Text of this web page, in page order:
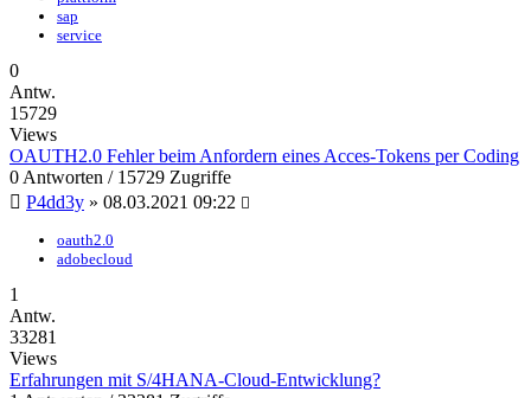
sap
service
0
Antw.
15729
Views
OAUTH2.0 Fehler beim Anfordern eines Acces-Tokens per Coding
0 Antworten / 15729 Zugriffe
P4dd3y » 08.03.2021 09:22
oauth2.0
adobecloud
1
Antw.
33281
Views
Erfahrungen mit S/4HANA-Cloud-Entwicklung?